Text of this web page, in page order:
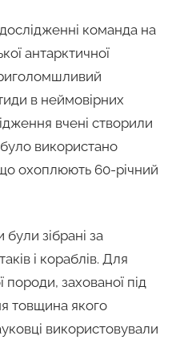
команда на
антарктичної
в неймовірних
вчені створили
використано
охоплюють 60-річний
зібрані за
і кораблів. Для
породи, захованої під
товщина якого
використовували